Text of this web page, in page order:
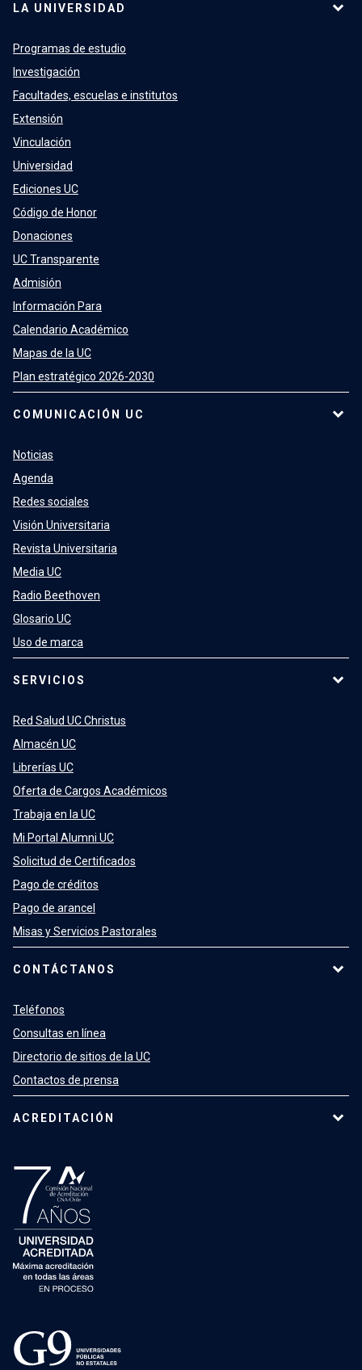
LA UNIVERSIDAD
Programas de estudio
Investigación
Facultades, escuelas e institutos
Extensión
Vinculación
Universidad
Ediciones UC
Código de Honor
Donaciones
UC Transparente
Admisión
Información Para
Calendario Académico
Mapas de la UC
Plan estratégico 2026-2030
COMUNICACIÓN UC
Noticias
Agenda
Redes sociales
Visión Universitaria
Revista Universitaria
Media UC
Radio Beethoven
Glosario UC
Uso de marca
SERVICIOS
Red Salud UC Christus
Almacén UC
Librerías UC
Oferta de Cargos Académicos
Trabaja en la UC
Mi Portal Alumni UC
Solicitud de Certificados
Pago de créditos
Pago de arancel
Misas y Servicios Pastorales
CONTÁCTANOS
Teléfonos
Consultas en línea
Directorio de sitios de la UC
Contactos de prensa
ACREDITACIÓN